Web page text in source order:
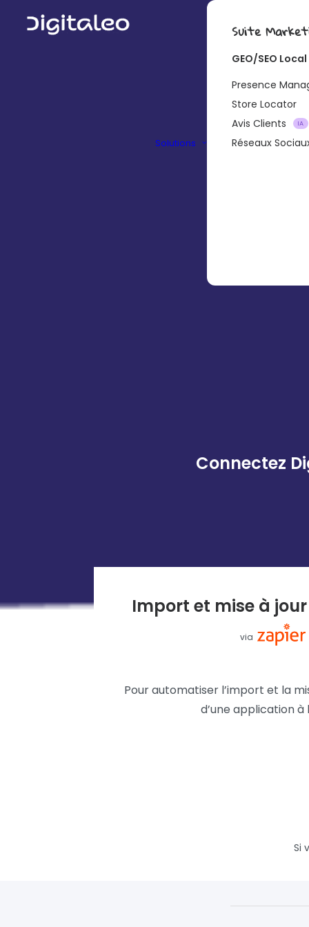
Solutions
Suite
GEO/SEO Local
Presence
Store Locator
Avis Clients
IA
Réseaux
Connectez
Import et mise à
via
Pour automatiser l’import et la
d’une application à
Si